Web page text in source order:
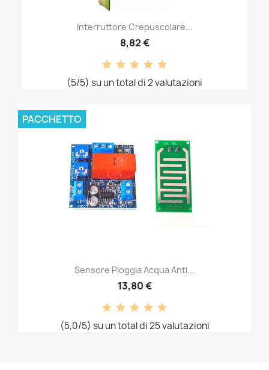
Interruttore Crepuscolare...
8,82 €
(5/5) su un total di 2 valutazioni
Sensore Pioggia Acqua Anti...
13,80 €
(5,0/5) su un total di 25 valutazioni
PACCHETTO